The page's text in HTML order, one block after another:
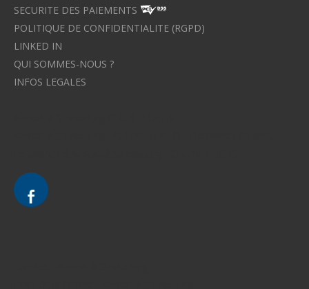
SECURITE DES PAIEMENTS
POLITIQUE DE CONFIDENTIALITE (RGPD)
LINKED IN
QUI SOMMES-NOUS ?
INFOS LEGALES